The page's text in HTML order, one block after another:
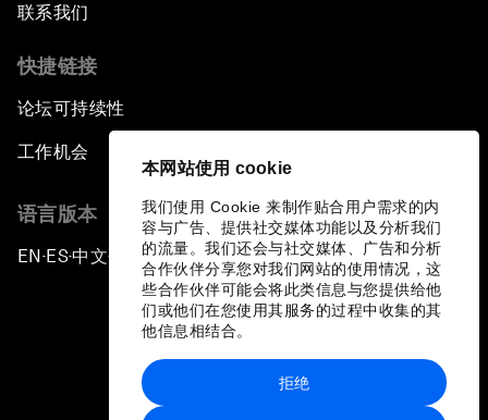
本网站使用 cookie
我们使用 Cookie 来制作贴合用户需求的内
容与广告、提供社交媒体功能以及分析我们
的流量。我们还会与社交媒体、广告和分析
合作伙伴分享您对我们网站的使用情况，这
些合作伙伴可能会将此类信息与您提供给他
们或他们在您使用其服务的过程中收集的其
他信息相结合。
拒绝
联系我们
快捷链接
论坛可持续性
工作机会
语言版本
EN ▪ES▪中文▪ 日本語